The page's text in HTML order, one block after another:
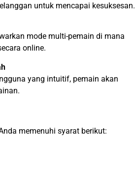
untuk mencapai kesuksesan.
mode multi-pemain di mana
online.
yang intuitif, pemain akan
memenuhi syarat berikut: